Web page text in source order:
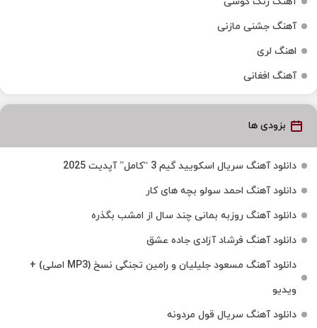
آهنگ جشنی مازنی
اهنگ لری
آهنگ افغانی
بزودی ها
دانلود آهنگ سریال اسکویید گیم 3 “کامل” آپدیت 2025
دانلود آهنگ احمد سولو بچه های کار
دانلود آهنگ روزبه بمانی چند سال از امشب بگذره
دانلود آهنگ فرشاد آزادی جاده عشق
دانلود آهنگ مسعود جلیلیان و رامین تجنگی نسخ (MP3 اصلی) +
ویدیو
دانلود آهنگ سریال قول مردونه